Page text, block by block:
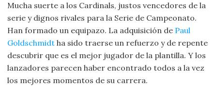
Mucha suerte a los Cardinals, justos vencedores de la
serie y dignos rivales para la Serie de Campeonato.
Han formado un equipazo. La adquisición de Paul
Goldschmidt ha sido traerse un refuerzo y de repente
descubrir que es el mejor jugador de la plantilla. Y los
lanzadores parecen haber encontrado todos a la vez
los mejores momentos de su carrera.